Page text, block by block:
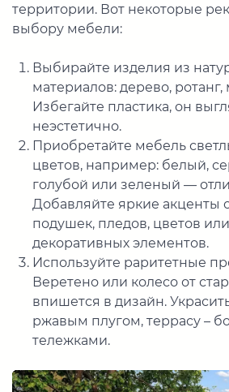
территории. Вот некоторые
выбору мебели:
Выбирайте изделия из
материалов: дерево, ротанг,
Избегайте пластика, он
неэстетично.
Приобретайте мебель
цветов, например: белый,
голубой или зеленый —
Добавляйте яркие акценты
подушек, пледов, цветов
декоративных элементов.
Используйте раритетные
Веретено или колесо от
впишется в дизайн.
ржавым плугом, террасу –
тележками.